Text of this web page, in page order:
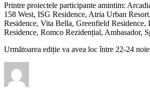
Printre proiectele participante amintim:
158 West, ISG Residence, Atria Urban
Residence, Vita Bella, Greenfield
Residence, Romco Rezidențial, Ambasador,
Următoarea ediție va avea loc între 22-24